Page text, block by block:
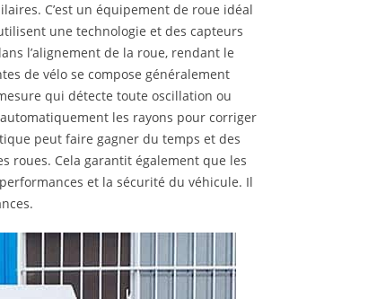
C’est un équipement de roue idéal
une technologie et des capteurs
l’alignement de la roue, rendant le
de vélo se compose généralement
qui détecte toute oscillation ou
les rayons pour corriger
peut faire gagner du temps et des
roues. Cela garantit également que les
et la sécurité du véhicule. Il